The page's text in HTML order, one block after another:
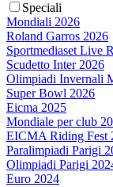
Speciali
Mondiali 2026
Roland Garros 2026
Sportmediaset Live
Scudetto Inter 2026
Olimpiadi Invernali
Super Bowl 2026
Eicma 2025
Mondiale per club
EICMA Riding Fest
Paralimpiadi Parigi
Olimpiadi Parigi
Euro 2024